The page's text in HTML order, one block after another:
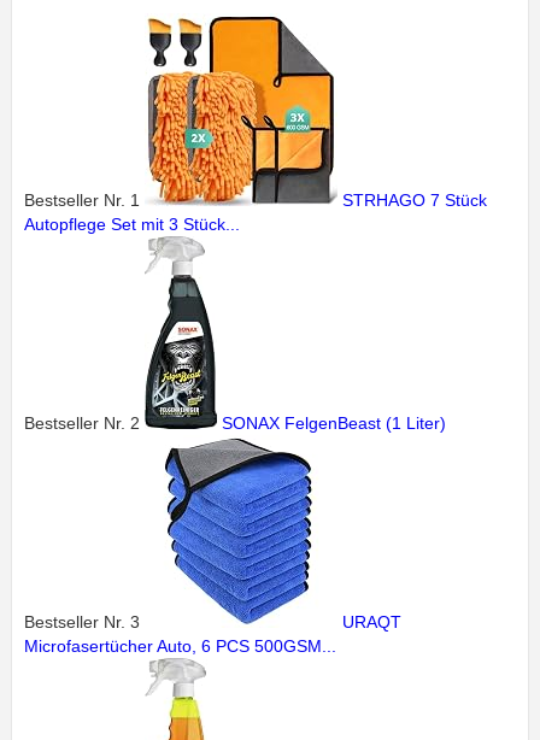
Bestseller Nr. 1
STRHAGO 7 Stück
Autopflege Set mit 3 Stück...
Bestseller Nr. 2 SONAX FelgenBeast (1 Liter)
Bestseller Nr. 3
URAQT
Microfasertücher Auto, 6 PCS 500GSM...